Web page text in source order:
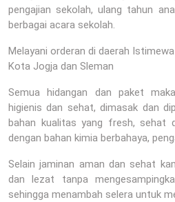
pengajian sekolah, ulang tahun
berbagai acara sekolah.
Melayani orderan di daerah
Kota Jogja dan Sleman
Semua hidangan dan paket
higienis dan sehat, dimasak dan
bahan kualitas yang fresh, sehat
dengan bahan kimia berbahaya,
Selain jaminan aman dan sehat
dan lezat tanpa
sehingga menambah selera untuk